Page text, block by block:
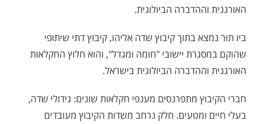
האורגנית וההדברה הביולוגית.
ביו תור נמצא בתוך קיבוץ שדה אליהו, קיבוץ דתי שיתופי
שהוקם במסגרת יישובי "חומה ומגדל", והוא חלוץ החקלאות
האורגנית וההדברה הביולוגית בישראל.
חברי הקיבוץ מתפרנסים מענפי חקלאות שונים: גידולי שדה,
בעלי חיים ומטעים. חלק נרחב משדות הקיבוץ מעובדים